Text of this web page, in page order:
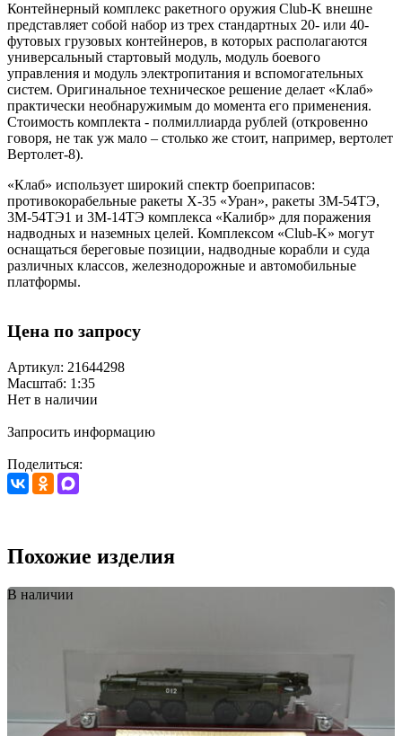
Контейнерный комплекс ракетного оружия Club-K внешне
представляет собой набор из трех стандартных 20- или 40-
футовых грузовых контейнеров, в которых располагаются
универсальный стартовый модуль, модуль боевого
управления и модуль электропитания и вспомогательных
систем. Оригинальное техническое решение делает «Клаб»
практически необнаружимым до момента его применения.
Стоимость комплекта - полмиллиарда рублей (откровенно
говоря, не так уж мало – столько же стоит, например, вертолет
Вертолет-8).
«Клаб» использует широкий спектр боеприпасов:
противокорабельные ракеты Х-35 «Уран», ракеты 3М-54ТЭ,
3М-54ТЭ1 и 3М-14ТЭ комплекса «Калибр» для поражения
надводных и наземных целей. Комплексом «Club-K» могут
оснащаться береговые позиции, надводные корабли и суда
различных классов, железнодорожные и автомобильные
платформы.
Цена по запросу
Артикул: 21644298
Масштаб: 1:35
Нет в наличии
Запросить информацию
Поделиться:
Похожие изделия
В наличии